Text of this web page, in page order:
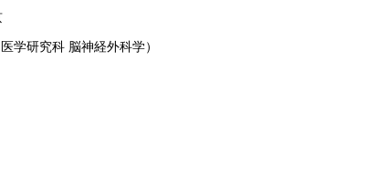
学研究科 脳神経外科学）